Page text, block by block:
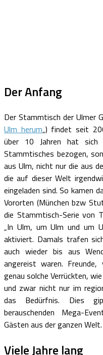
Der Anfang
Der Stammtisch der Ulmer
Ulm herum„) findet seit
über 10 Jahren hat
Stammtisches bezogen,
aus Ulm, nicht nur die aus
die auf dieser Welt
eingeladen sind. So kamen
Vororten (München bzw
die Stammtisch-Serie von
„In Ulm, um Ulm und um
aktiviert. Damals trafen
auch wieder bis aus
angereist waren.
genau solche Verrückten,
und zwar nicht nur im
das Bedürfnis. Dies
berauschenden Mega-
Gästen aus der ganzen Welt.
Viele Jahre lang